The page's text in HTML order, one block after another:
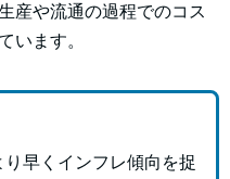
産や流通の過程でのコス
います。
早くインフレ傾向を捉